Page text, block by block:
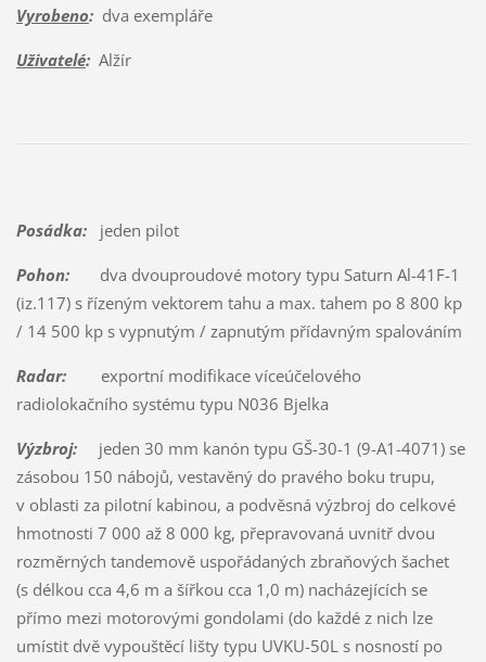
Vyrobeno:dva exempláře
Uživatelé:Alžír
Posádka:jeden pilot
Pohon:dva dvouproudové motory typu Saturn Al-41F-1
(iz.117) s řízeným vektorem tahu a max. tahem po 8 800 kp
/ 14 500 kp s vypnutým / zapnutým přídavným spalováním
Radar:exportní modifikace víceúčelového
radiolokačního systému typu N036 Bjelka
Výzbroj:jeden 30 mm kanón typu GŠ-30-1 (9-A1-4071) se
zásobou 150 nábojů, vestavěný do pravého boku trupu,
v oblasti za pilotní kabinou, a podvěsná výzbroj do celkové
hmotnosti 7 000 až 8 000 kg, přepravovaná uvnitř dvou
rozměrných tandemově uspořádaných zbraňových šachet
(s délkou cca 4,6 m a šířkou cca 1,0 m) nacházejících se
přímo mezi motorovými gondolami (do každé z nich lze
umístit dvě vypouštěcí lišty typu UVKU-50L s nosností po